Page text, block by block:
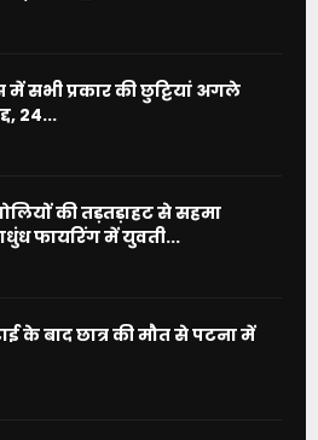
में सभी प्रकार की छुट्टियां अगले
24...
की तड़तड़ाहट से सहमा
फायरिंग में युवती...
के बाद छात्र की मौत से पटना में